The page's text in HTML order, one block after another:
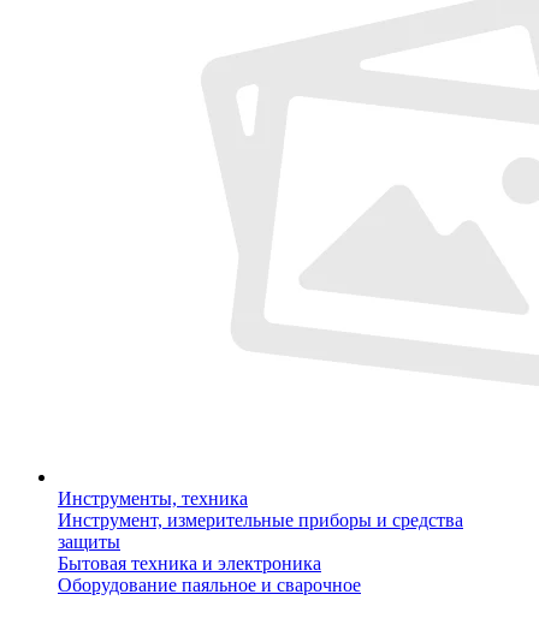
Инструменты, техника
Инструмент, измерительные приборы и средства
защиты
Бытовая техника и электроника
Оборудование паяльное и сварочное